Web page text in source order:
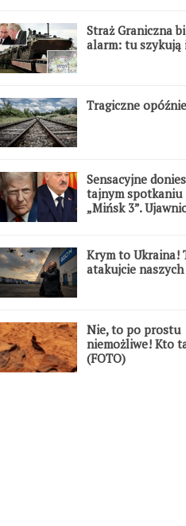
Straż Graniczna
alarm: tu szykują
Tragiczne
Sensacyjne
tajnym spotkaniu
„Mińsk 3”.
Krym to Ukraina!
atakujcie naszych
Nie, to po prostu
niemożliwe! Kto
(FOTO)